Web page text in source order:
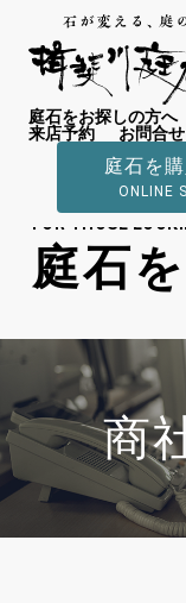
庭石をお探しの方へ
来店予約
お問合せ
庭石を
ONLINE
FOR THOSE
庭石を
商